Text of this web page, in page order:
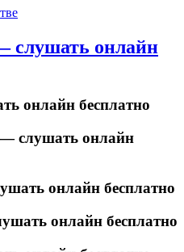
слушать онлайн
онлайн бесплатно
слушать онлайн
онлайн бесплатно
онлайн бесплатно